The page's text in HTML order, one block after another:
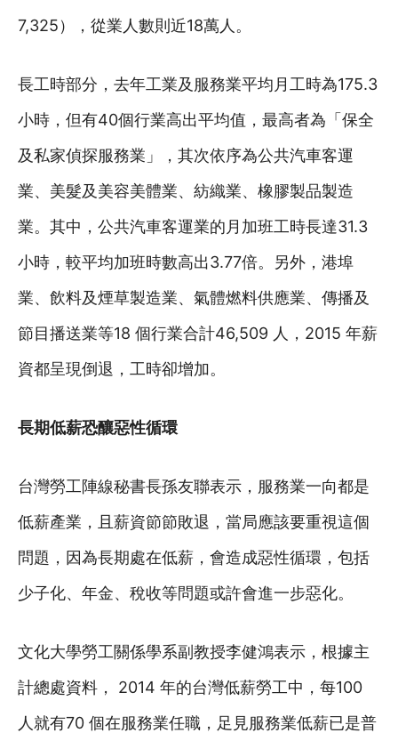
7,325），從業人數則近18萬人。
長工時部分，去年工業及服務業平均月工時為175.3
小時，但有40個行業高出平均值，最高者為「保全
及私家偵探服務業」，其次依序為公共汽車客運
業、美髮及美容美體業、紡織業、橡膠製品製造
業。其中，公共汽車客運業的月加班工時長達31.3
小時，較平均加班時數高出3.77倍。另外，港埠
業、飲料及煙草製造業、氣體燃料供應業、傳播及
節目播送業等18 個行業合計46,509 人，2015 年薪
資都呈現倒退，工時卻增加。
長期低薪恐釀惡性循環
台灣勞工陣線秘書長孫友聯表示，服務業一向都是
低薪產業，且薪資節節敗退，當局應該要重視這個
問題，因為長期處在低薪，會造成惡性循環，包括
少子化、年金、稅收等問題或許會進一步惡化。
文化大學勞工關係學系副教授李健鴻表示，根據主
計總處資料， 2014 年的台灣低薪勞工中，每100
人就有70 個在服務業任職，足見服務業低薪已是普